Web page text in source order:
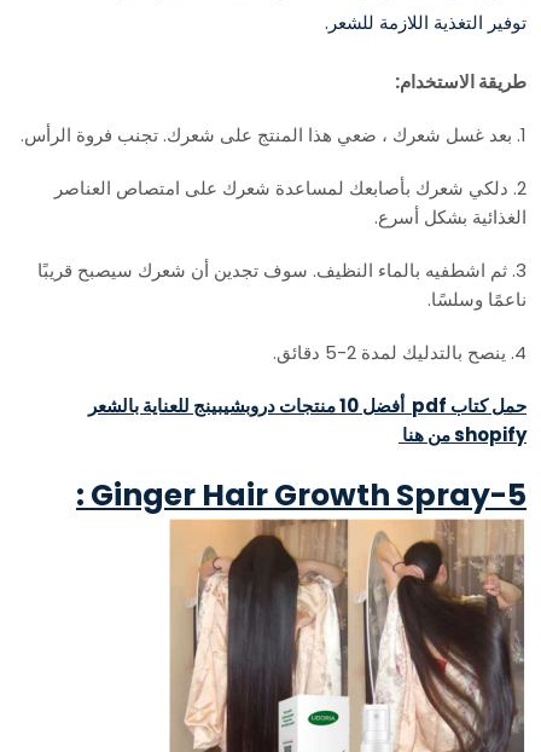
توفير التغذية اللازمة للشعر.
طريقة الاستخدام:
1. بعد غسل شعرك ، ضعي هذا المنتج على شعرك. تجنب فروة الرأس.
2. دلكي شعرك بأصابعك لمساعدة شعرك على امتصاص العناصر
الغذائية بشكل أسرع.
3. ثم اشطفيه بالماء النظيف. سوف تجدين أن شعرك سيصبح قريبًا
ناعمًا وسلسًا.
4. ينصح بالتدليك لمدة 2-5 دقائق.
حمل كتاب pdf أفضل 10 منتجات دروبشيبينج للعناية بالشعر
shopify من هنا
5-Ginger Hair Growth Spray :